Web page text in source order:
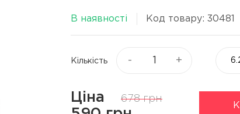
В наявності Код товару: 30481
Кількість - +
Ціна 678 грн